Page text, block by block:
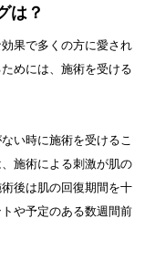
は？
果で多くの方に愛され
めには、施術を受ける
い時に施術を受けるこ
施術による刺激が肌の
後は肌の回復期間を十
や予定のある数週間前